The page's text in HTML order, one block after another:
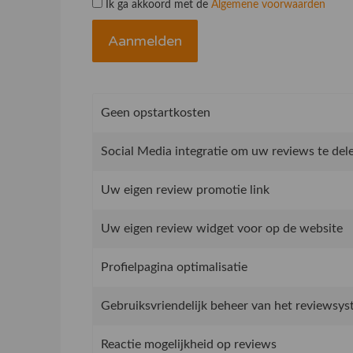
Ik ga akkoord met de Algemene voorwaarden
Geen opstartkosten
Social Media integratie om uw reviews te
Uw eigen review promotie link
Uw eigen review widget voor op de website
Profielpagina optimalisatie
Gebruiksvriendelijk beheer van het
Reactie mogelijkheid op reviews